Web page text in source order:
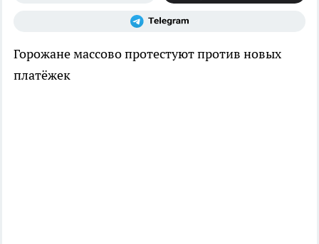
Горожане массово протестуют против новых
платёжек